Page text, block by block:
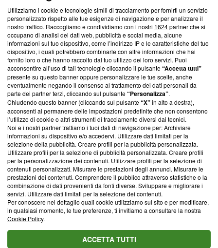
Questa sezione offre informazioni trasparenti su Blasting
News, sui nostri processi editoriali e su come ci impegniamo a
creare news di qualità. Inoltre, afferma la nostra aderenza a
‘Trust Project - News with Integrity’Blasting News non è
ancora membro del programma, ma ha richiesto di farne
parte; Trust Project non ha ancora effettuato una verifica di
conformità agli standard.
Su di noi
Team editoriale
Corporate
Redazione
Informativa Privacy
Cookie Policy
Blasting SA, IDI CHE-247.845.224, Via Carlo Frasca, 3 - 6900
Lugano (Svizzera) Tel:+39 0690258937
© 2026 Blasting News
Utilizziamo i cookie e tecnologie simili di tracciamento per fornirti un servizio
personalizzato rispetto alle tue esigenze di navigazione e per analizzare il
nostro traffico. Raccogliamo e condividiamo con i nostri 1624partner che si
occupano di analisi dei dati web, pubblicità e social media, alcune
informazioni sul tuo dispositivo, come l’indirizzo IP e le caratteristiche del tuo
dispositivo, i quali potrebbero combinarle con altre informazioni che hai
fornito loro o che hanno raccolto dal tuo utilizzo dei loro servizi. Puoi
acconsentire all’uso di tali tecnologie cliccando il pulsante“Accetta tutti”
presente su questo banner oppure personalizzare le tue scelte, anche
eventualmente negando il consenso al trattamento dei dati personali da
parte dei partner terzi, cliccando sul pulsante“Personalizza”.
Chiudendo questo banner (cliccando sul pulsante“X”in alto a destra),
acconsenti al permanere delle impostazioni predefinite che non consentono
l’utilizzo di cookie o altri strumenti di tracciamento diversi dai tecnici.
Noi e i nostri partner trattiamo i tuoi dati di navigazione per: Archiviare
informazioni su dispositivo e/o accedervi. Utilizzare dati limitati per la
selezione della pubblicità. Creare profili per la pubblicità personalizzata.
Utilizzare profili per la selezione di pubblicità personalizzata. Creare profili
per la personalizzazione dei contenuti. Utilizzare profili per la selezione di
contenuti personalizzati. Misurare le prestazioni degli annunci. Misurare le
prestazioni dei contenuti. Comprendere il pubblico attraverso statistiche o la
combinazione di dati provenienti da fonti diverse. Sviluppare e migliorare i
servizi. Utilizzare dati limitati per la selezione dei contenuti.
Per conoscere nel dettaglio quali cookie utilizziamo sul sito e per modificare,
in qualsiasi momento, le tue preferenze, ti invitiamo a consultare la nostra
Cookie Policy.
ACCETTA TUTTI